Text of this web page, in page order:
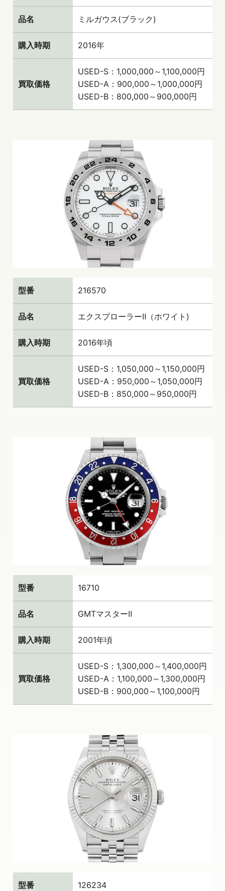
品名 ミルガウス(ブラック)
購入時期 2016年
買取価格
USED-S：1,000,000～1,100,000円
USED-A：900,000～1,000,000円
USED-B：800,000～900,000円
型番 216570
品名 エクスプローラーⅡ（ホワイト)
購入時期 2016年頃
買取価格
USED-S：1,050,000～1,150,000円
USED-A：950,000～1,050,000円
USED-B：850,000～950,000円
型番 16710
品名 GMTマスターⅡ
購入時期 2001年頃
買取価格
USED-S：1,300,000～1,400,000円
USED-A：1,100,000～1,300,000円
USED-B：900,000～1,100,000円
型番 126234